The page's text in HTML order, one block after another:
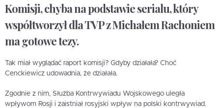
Komisji, chyba na podstawie serialu, który
współtworzył dla TVP z Michałem Rachoniem
ma gotowe tezy.
Tak miał wyglądać raport komisji? Gdyby działała? Choć
Cenckiewicz udowadnia, że działała.
Zgodnie z nim, Służba Kontrwywiadu Wojskowego uległa
wpływom Rosji i zaistniał rosyjski wpływ na polski kontrwywiad.